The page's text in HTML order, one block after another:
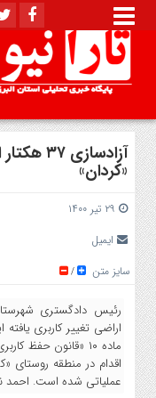
«کردان»
۲۹ تیر ۱۴۰۰
ایمیل
سایز متن
/
رئیس دادگستری
ماده ۱۰ «قانون
اقدام در منطقه روستای
عملیاتی شده است. احمد